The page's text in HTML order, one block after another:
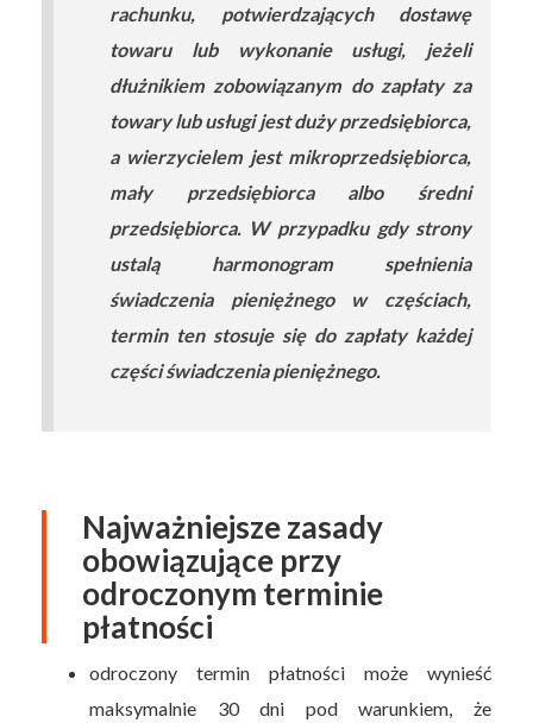
rachunku, potwierdzających dostawę
towaru lub wykonanie usługi, jeżeli
dłużnikiem zobowiązanym do zapłaty za
towary lub usługi jest duży przedsiębiorca,
a wierzycielem jest mikroprzedsiębiorca,
mały przedsiębiorca albo średni
przedsiębiorca. W przypadku gdy strony
ustalą harmonogram spełnienia
świadczenia pieniężnego w częściach,
termin ten stosuje się do zapłaty każdej
części świadczenia pieniężnego.
Najważniejsze zasady
obowiązujące przy
odroczonym terminie
płatności
odroczony termin płatności może wynieść
maksymalnie 30 dni pod warunkiem, że